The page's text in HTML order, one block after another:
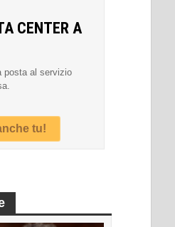
CENTER A
posta al servizio
tu!